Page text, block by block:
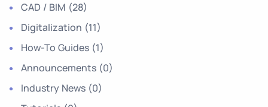
CAD / BIM (28)
Digitalization (11)
How-To Guides (1)
Announcements (0)
Industry News (0)